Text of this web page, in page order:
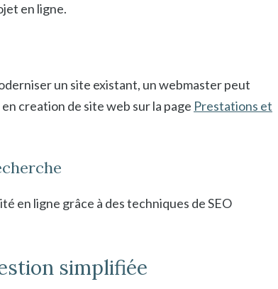
en ligne.
un site existant, un webmaster peut
creation de site web sur la page Prestations et
en ligne grâce à des techniques de SEO
simplifiée